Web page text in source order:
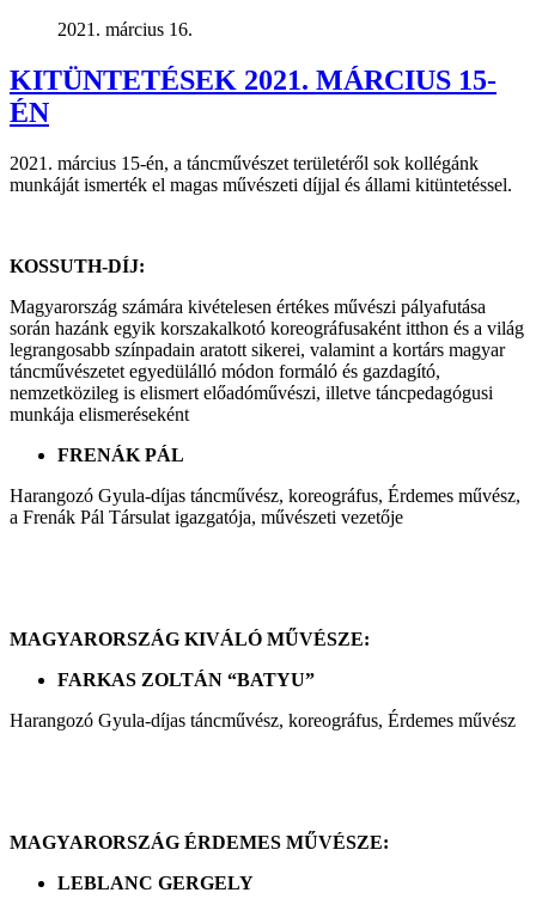
2021. március 16.
KITÜNTETÉSEK 2021. MÁRCIUS 15-
ÉN
2021. március 15-én, a táncművészet területéről sok kollégánk
munkáját ismerték el magas művészeti díjjal és állami kitüntetéssel.
KOSSUTH-DÍJ:
Magyarország számára kivételesen értékes művészi pályafutása
során hazánk egyik korszakalkotó koreográfusaként itthon és a világ
legrangosabb színpadain aratott sikerei, valamint a kortárs magyar
táncművészetet egyedülálló módon formáló és gazdagító,
nemzetközileg is elismert előadóművészi, illetve táncpedagógusi
munkája elismeréseként
FRENÁK PÁL
Harangozó Gyula-díjas táncművész, koreográfus, Érdemes művész,
a Frenák Pál Társulat igazgatója, művészeti vezetője
MAGYARORSZÁG KIVÁLÓ MŰVÉSZE:
FARKAS ZOLTÁN “BATYU”
Harangozó Gyula-díjas táncművész, koreográfus, Érdemes művész
MAGYARORSZÁG ÉRDEMES MŰVÉSZE:
LEBLANC GERGELY